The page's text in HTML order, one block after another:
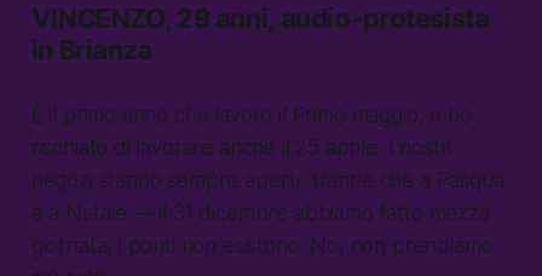
VINCENZO, 29 anni, audio-protesista
in Brianza
È il primo anno che lavoro il Primo maggio, e ho
rischiato di lavorare anche il 25 aprile. I nostri
negozi stanno sempre aperti, tranne che a Pasqua
e a Natale — il 31 dicembre abbiamo fatto mezza
giornata, i ponti non esistono. No, non prendiamo